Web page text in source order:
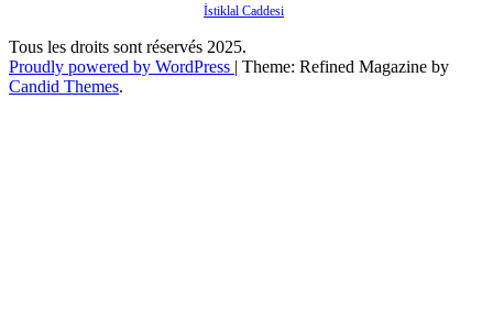
İstiklal Caddesi
Tous les droits sont réservés 2025.
Proudly powered by WordPress | Theme: Refined Magazine by
Candid Themes.